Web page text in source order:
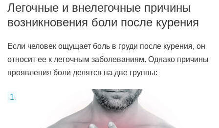
Легочные и внелегочные причины
возникновения боли после курения
Если человек ощущает боль в груди после курения, он
относит ее к легочным заболеваниям. Однако причины
проявления боли делятся на две группы: